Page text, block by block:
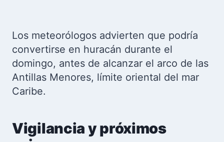
Los meteorólogos advierten que podría
convertirse en huracán durante el
domingo, antes de alcanzar el arco de las
Antillas Menores, límite oriental del mar
Caribe.
Vigilancia y próximos